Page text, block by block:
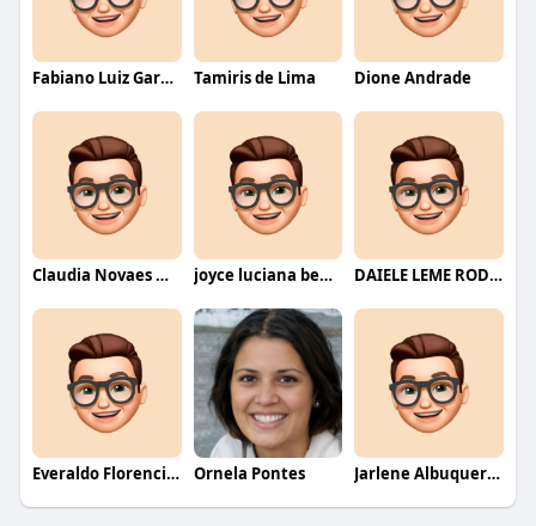
Fabiano Luiz Garcia Tamiris de Lima Dione Andrade
Claudia Novaes Novaes joyce luciana bentini jesus DAIELE LEME RODRIGUES
Everaldo Florencio De Melo Ornela Pontes Jarlene Albuquerque